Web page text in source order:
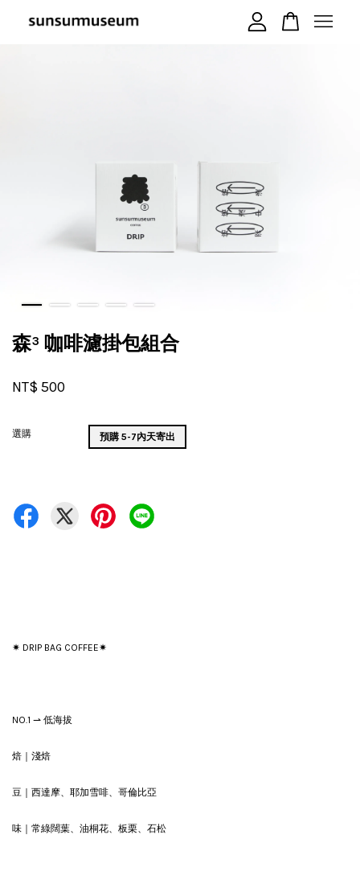
森³ 咖啡濾掛包組合
NT$ 500
選購 預購 5-7內天寄出
✷ DRIP BAG COFFEE✷
NO.1 ⇀ 低海拔
焙｜淺焙
豆｜西達摩、耶加雪啡、哥倫比亞
味｜常綠闊葉、油桐花、板栗、石松